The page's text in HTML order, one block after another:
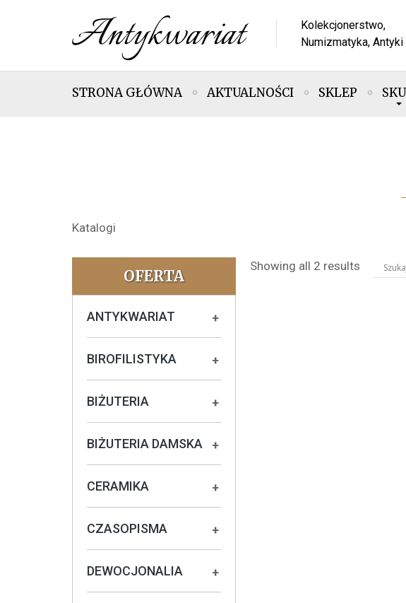
Kolekcjonerstwo,
Numizmatyka, Antyki
STRONA GŁÓWNA AKTUALNOŚCI SKLEP
Katalogi
Showing all 2 results
OFERTA
+
ANTYKWARIAT
+
BIROFILISTYKA
+
BIŻUTERIA
+
BIŻUTERIA DAMSKA
+
CERAMIKA
+
CZASOPISMA
+
DEWOCJONALIA